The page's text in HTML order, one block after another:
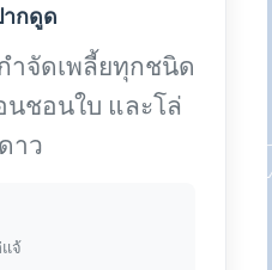
กดูด
ำจัดเพลี้ยทุกชนิด
ชอนใบ และโล่
าว
แจ้